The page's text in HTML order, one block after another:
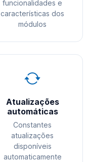
funcionalidades e
características dos
módulos
Atualizações
automáticas
Constantes
atualizações
disponíveis
automaticamente